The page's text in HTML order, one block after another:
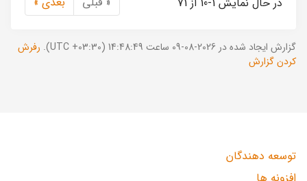
گزارش ایجاد شده در 2026-08-09 ساعت 14:48:49 (UTC +03:30).
رفرش
کردن گزارش
توسعه دهندگان